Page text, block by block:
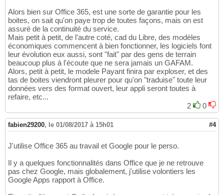
Alors bien sur Office 365, est une sorte de garantie pour les
boites, on sait qu'on paye trop de toutes façons, mais on est
assuré de la continuité du service.
Mais petit à petit, de l'autre coté, cad du Libre, des modèles
économiques commencent à bien fonctionner, les logiciels font
leur évolution eux aussi, sont "fait" par des gens de terrain
beaucoup plus à l'écoute que ne sera jamais un GAFAM.
Alors, petit à petit, le modele Payant finira par exploser, et des
tas de boites viendront pleurer pour qu'on "traduise" toute leur
données vers des format ouvert, leur appli seront toutes à
refaire, etc...
2
0
fabien29200, le 01/08/2017 à 15h01 #4
J'utilise Office 365 au travail et Google pour le perso.
Il y a quelques fonctionnalités dans Office que je ne retrouve
pas chez Google, mais globalement, j'utilise volontiers les
Google Apps rapport à Office.